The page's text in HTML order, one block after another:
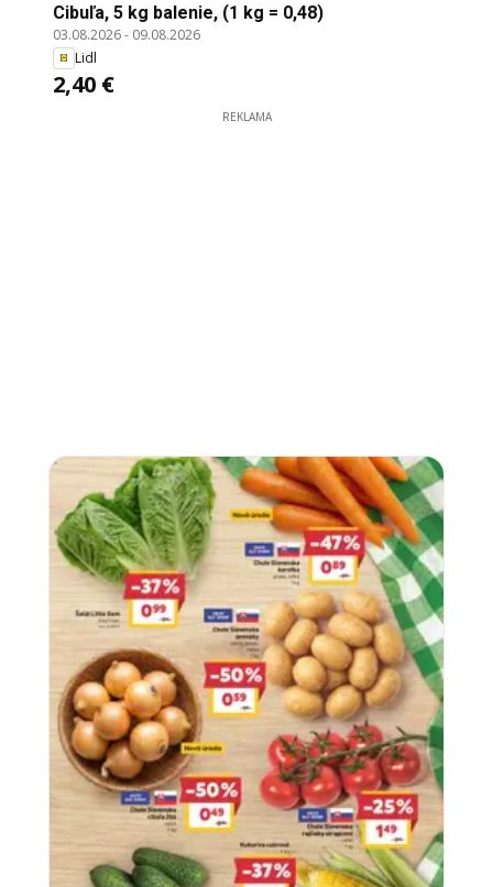
Cibuľa, 5 kg balenie, (1 kg = 0,48)
03.08.2026- 09.08.2026
Lidl
2,40 €
REKLAMA